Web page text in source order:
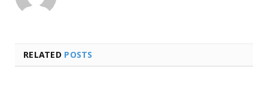
RELATED POSTS